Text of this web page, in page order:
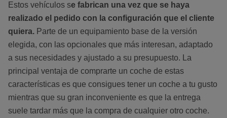
Estos vehículos se fabrican una vez que se haya
realizado el pedido con la configuración que el cliente
quiera. Parte de un equipamiento base de la versión
elegida, con las opcionales que más interesan, adaptado
a sus necesidades y ajustado a su presupuesto. La
principal ventaja de comprarte un coche de estas
características es que consigues tener un coche a tu gusto
mientras que su gran inconveniente es que la entrega
suele tardar más que la compra de cualquier otro coche.